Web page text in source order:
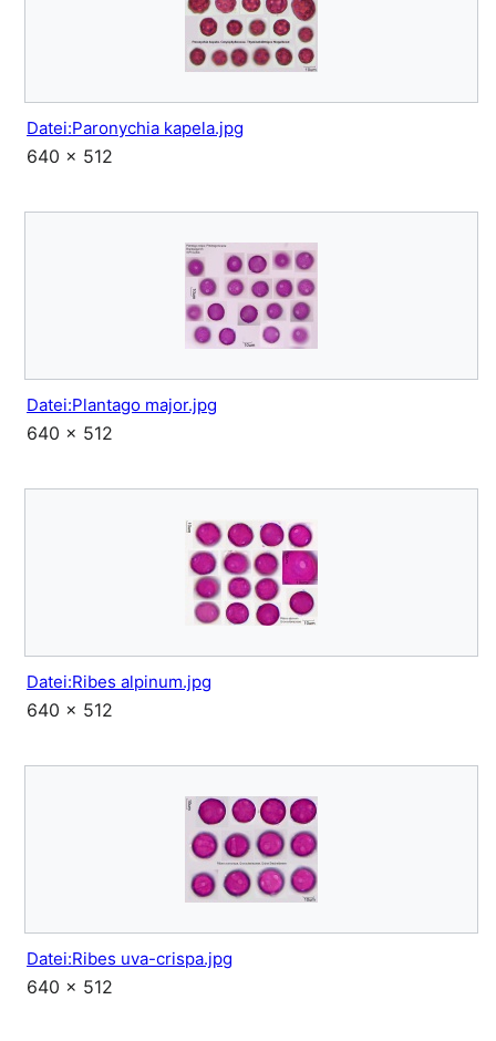
Datei:Paronychia kapela.jpg
640 × 512
Datei:Plantago major.jpg
640 × 512
Datei:Ribes alpinum.jpg
640 × 512
Datei:Ribes uva-crispa.jpg
640 × 512